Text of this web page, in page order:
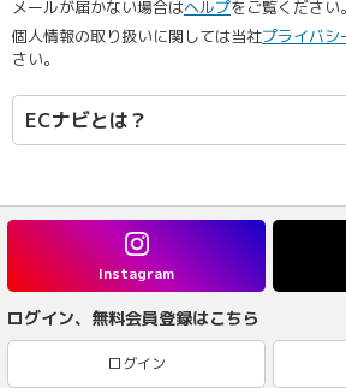
メールが届かない場合はヘルプをご覧ください。
個人情報の取り扱いに関しては当社プライバシ
さい。
ECナビとは？
Instagram
ログイン、無料会員登録はこちら
ログイン